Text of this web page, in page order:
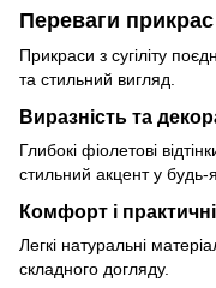
Переваги прикрас
Прикраси з сугіліту
та стильний вигляд.
Виразність та
Глибокі фіолетові
стильний акцент у будь-
Комфорт і
Легкі натуральні
складного догляду.